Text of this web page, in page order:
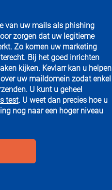
van uw mails als phishing
zorgen dat uw legitieme
Zo komen uw marketing
Bij het goed inrichten
kijken. Kevlarr kan u helpen
uw maildomein zodat enkel
U kunt u geheel
test. U weet dan precies hoe u
nog naar een hoger niveau